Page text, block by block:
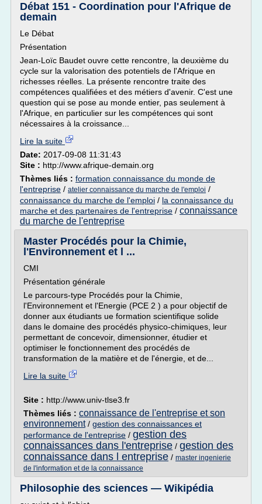
Débat 151 - Coordination pour l'Afrique de
demain
Le Débat
Présentation
Jean-Loïc Baudet ouvre cette rencontre, la deuxième du
cycle sur la valorisation des potentiels de l'Afrique en
richesses réelles. La présente rencontre traite des
compétences qualifiées et des métiers d'avenir. C'est une
question qui se pose au monde entier, pas seulement à
l'Afrique, en particulier sur les compétences qui sont
nécessaires à la croissance...
Lire la suite
Date: 2017-09-08 11:31:43
Site : http://www.afrique-demain.org
Thèmes liés : formation connaissance du monde de
l'entreprise / atelier connaissance du marche de l'emploi /
connaissance du marche de l'emploi / la connaissance du
marche et des partenaires de l'entreprise / connaissance
du marche de l'entreprise
Master Procédés pour la Chimie,
l'Environnement et l ...
CMI
Présentation générale
Le parcours-type Procédés pour la Chimie,
l'Environnement et l'Energie (PCE 2 ) a pour objectif de
donner aux étudiants ue formation scientifique solide
dans le domaine des procédés physico-chimiques, leur
permettant de concevoir, dimensionner, étudier et
optimiser le fonctionnement des procédés de
transformation de la matière et de l'énergie, et de...
Lire la suite
Site : http://www.univ-tlse3.fr
Thèmes liés : connaissance de l'entreprise et son
environnement/ gestion des connaissances et
performance de l'entreprise / gestion des
connaissances dans l'entreprise / gestion des
connaissance dans l entreprise / master ingenierie
de l'information et de la connaissance
Philosophie des sciences — Wikipédia